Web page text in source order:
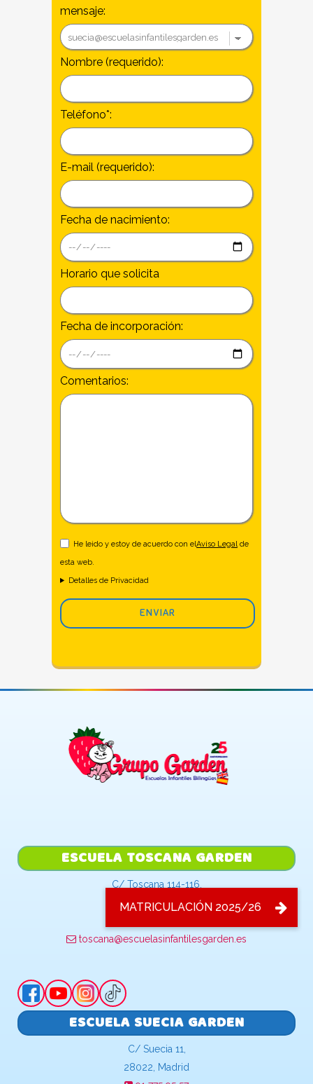
mensaje:
Nombre (requerido):
Teléfono*:
E-mail (requerido):
Fecha de nacimiento:
Horario que solicita
Fecha de incorporación:
Comentarios:
He leido y estoy de acuerdo con elAviso Legalde
esta web.
Detalles de Privacidad
ESCUELA TOSCANA GARDEN
C/ Toscana 114-116,
28032, Madrid
toscana@escuelasinfantilesgarden.es
ESCUELA SUECIA GARDEN
C/ Suecia 11,
28022, Madrid